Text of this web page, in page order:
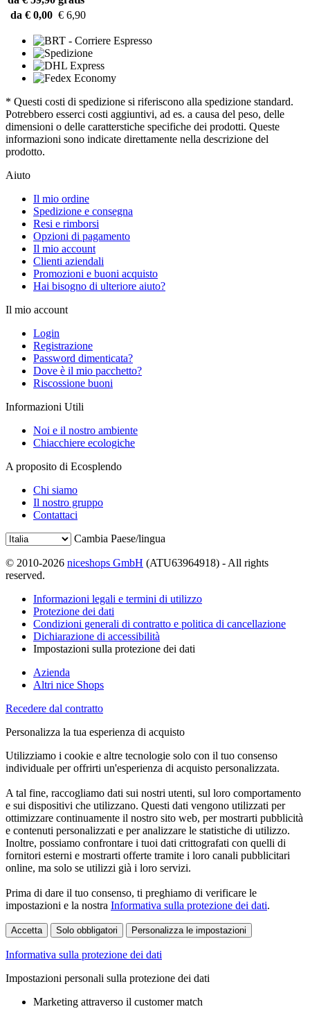
da € 0,00 € 6,90
* Questi costi di spedizione si riferiscono alla spedizione standard.
Potrebbero esserci costi aggiuntivi, ad es. a causa del peso, delle
dimensioni o delle caratterstiche specifiche dei prodotti. Queste
informazioni sono indicate direttamente nella descrizione del
prodotto.
Aiuto
Il mio ordine
Spedizione e consegna
Resi e rimborsi
Opzioni di pagamento
Il mio account
Clienti aziendali
Promozioni e buoni acquisto
Hai bisogno di ulteriore aiuto?
Il mio account
Login
Registrazione
Password dimenticata?
Dove è il mio pacchetto?
Riscossione buoni
Informazioni Utili
Noi e il nostro ambiente
Chiacchiere ecologiche
A proposito di Ecosplendo
Chi siamo
Il nostro gruppo
Contattaci
Cambia Paese/lingua
© 2010-2026 niceshops GmbH (ATU63964918) - All rights
reserved.
Informazioni legali e termini di utilizzo
Protezione dei dati
Condizioni generali di contratto e politica di cancellazione
Dichiarazione di accessibilità
Impostazioni sulla protezione dei dati
Azienda
Altri nice Shops
Recedere dal contratto
Personalizza la tua esperienza di acquisto
Utilizziamo i cookie e altre tecnologie solo con il tuo consenso
individuale per offrirti un'esperienza di acquisto personalizzata.
A tal fine, raccogliamo dati sui nostri utenti, sul loro comportamento
e sui dispositivi che utilizzano. Questi dati vengono utilizzati per
ottimizzare continuamente il nostro sito web, per mostrarti pubblicità
e contenuti personalizzati e per analizzare le statistiche di utilizzo.
Inoltre, possiamo confrontare i tuoi dati crittografati con quelli di
fornitori esterni e mostrarti offerte tramite i loro canali pubblicitari
online, ma solo se utilizzi già i loro servizi.
Prima di dare il tuo consenso, ti preghiamo di verificare le
impostazioni e la nostra Informativa sulla protezione dei dati.
Accetta Solo obbligatori Personalizza le impostazioni
Informativa sulla protezione dei dati
Impostazioni personali sulla protezione dei dati
Marketing attraverso il customer match